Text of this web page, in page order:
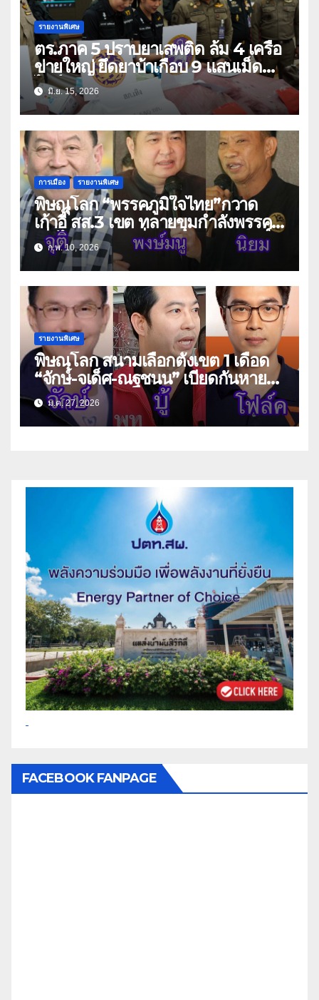
รายงานพิเศษ
ตร.ภาค 5 ปราบยาเสพติด ล้ม 4 เครือ
ข่ายใหญ่ ยึดยาบ้าเกือบ 9 แสนเม็ด
ไอซ์-คีตามีนกว่า 1 ตัน
มิ.ย. 15, 2026
การเมือง รายงานพิเศษ
พิษณุโลก “พรรคภูมิใจไทย”กวาด
เก้าอี้ สส.3 เขต ทลายขุมกำลังพรรค
เพื่อไทย ดุจกระบี่เดียวดาย “สมศักดิ์-
มนต์ชัย”เพลี่ยงพล้ำ
ก.พ. 10, 2026
รายงานพิเศษ
พิษณุโลก สนามเลือกตั้งเขต 1 เดือด
“จักษ์-จเด็ศ-ณฐชนน” เบียดกันหายใจ
รดต้นคอ
ม.ค. 27, 2026
FACEBOOK FANPAGE